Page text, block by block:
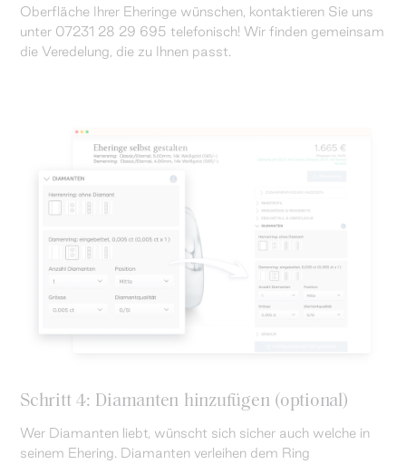
Oberfläche Ihrer Eheringe wünschen, kontaktieren Sie uns
unter 07231 28 29 695 telefonisch! Wir finden gemeinsam
die Veredelung, die zu Ihnen passt.
Schritt 4: Diamanten hinzufügen (optional)
Wer Diamanten liebt, wünscht sich sicher auch welche in
seinem Ehering. Diamanten verleihen dem Ring